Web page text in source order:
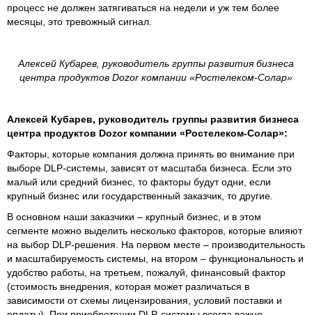
процесс не должен затягиваться на недели и уж тем более
месяцы, это тревожный сигнал.
Алексей Кубарев, руководитель группы развития бизнеса
центра продуктов Dozor компании «Ростелеком-Солар»
Алексей Кубарев, руководитель группы развития бизнеса
центра продуктов Dozor компании «Ростелеком-Солар»:
Факторы, которые компания должна принять во внимание при
выборе DLP-системы, зависят от масштаба бизнеса. Если это
малый или средний бизнес, то факторы будут одни, если
крупный бизнес или государственный заказчик, то другие.
В основном наши заказчики – крупный бизнес, и в этом
сегменте можно выделить несколько факторов, которые влияют
на выбор DLP-решения. На первом месте – производительность
и масштабируемость системы, на втором – функциональность и
удобство работы, на третьем, пожалуй, финансовый фактор
(стоимость внедрения, которая может различаться в
зависимости от схемы лицензирования, условий поставки и